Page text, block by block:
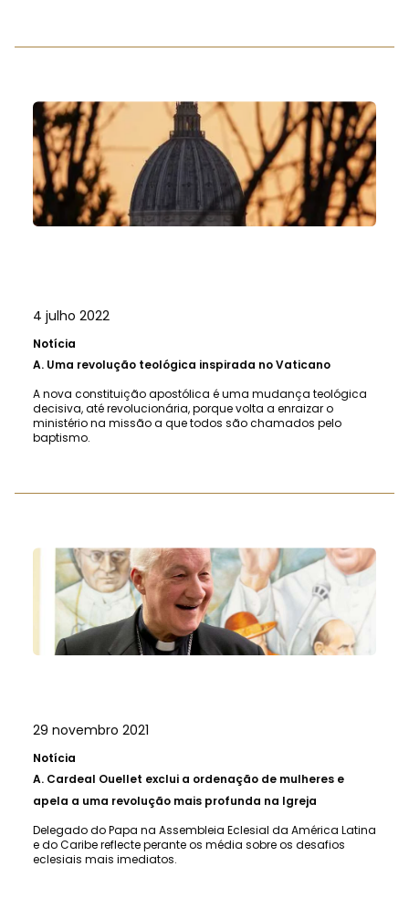
4 julho 2022
Notícia
A. Uma revolução teológica inspirada no Vaticano
A nova constituição apostólica é uma mudança teológica
decisiva, até revolucionária, porque volta a enraizar o
ministério na missão a que todos são chamados pelo
baptismo.
29 novembro 2021
Notícia
A. Cardeal Ouellet exclui a ordenação de mulheres e
apela a uma revolução mais profunda na Igreja
Delegado do Papa na Assembleia Eclesial da América Latina
e do Caribe reflecte perante os média sobre os desafios
eclesiais mais imediatos.